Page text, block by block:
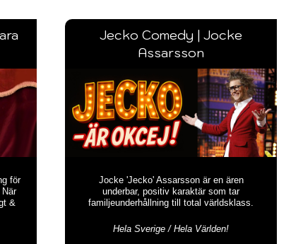
för
&
Jecko Comedy | Jocke
Assarsson
Jocke 'Jecko' Assarsson är en ären
underbar, positiv karaktär som tar
familjeunderhållning till total världsklass.
Hela Sverige / Hela Världen!